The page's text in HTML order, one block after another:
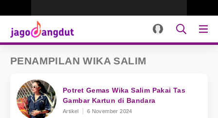
PENAMPILAN WIKA SALIM
Potret Gemas Wika Salim Pakai Tas
Gambar Kartun di Bandara
Artikel 6 November 2024